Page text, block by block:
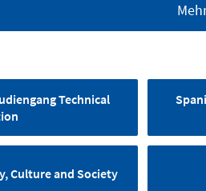
nicht nur literarische und
sondern auch die
Technical
Culture and Society